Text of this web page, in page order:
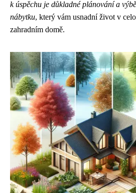
k úspěchu je důkladné plánování a
nábytku, který vám usnadní život v
zahradním domě.